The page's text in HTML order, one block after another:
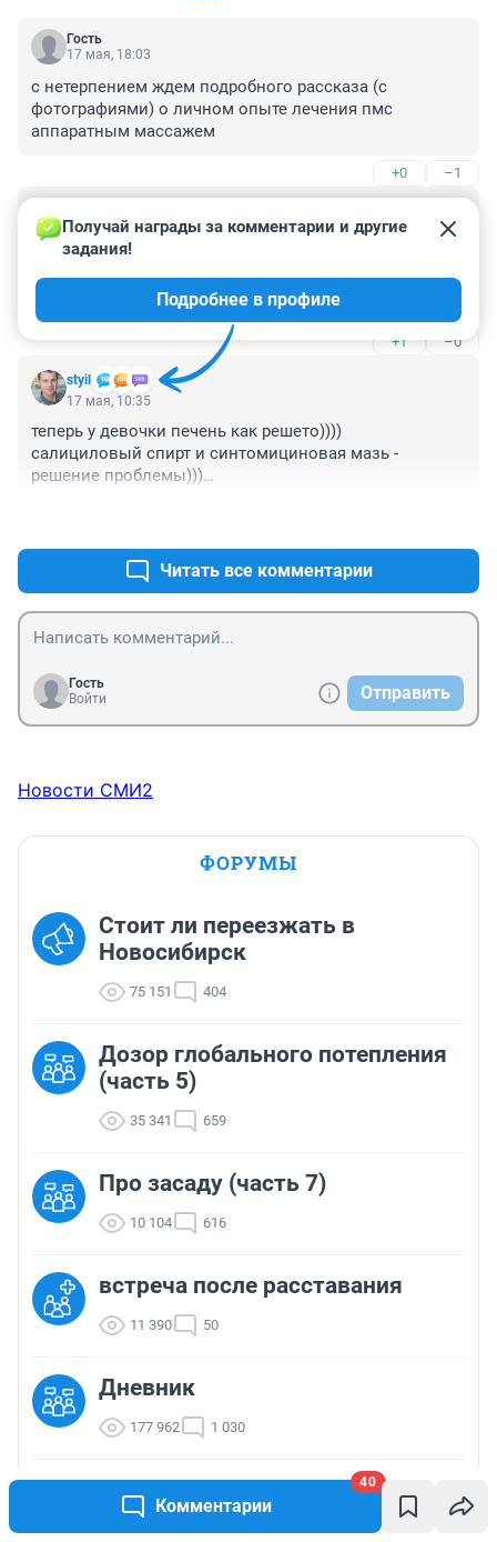
Комментарии
40
Гость
17 мая, 18:03
с нетерпением ждем подробного рассказа (с
фотографиями) о личном опыте лечения пмс
аппаратным массажем
+0 –1
17 мая, 14:15
молодец. как человек, до 30 лет живший с акне и
прошедший те же дороги - косметологи, чистки, уход,
а в юности салициловый спирт, бадяга и болтушки с
антибиотиками. да, еще были диеты - на овсянке и
куриной грудке хоть бы хны прыщам, жкт здоров,
паразитов нет. и роды дважды тоже мимо, и коки
назначали. много всего было. а помогли местные
ретиноиды между тем, пользовалась несколько лет -
эффект был с первого месяца, не верилось самой.
+1 –0
styil
Получай награды за комментарии и другие
задания!
Подробнее в профиле
17 мая, 10:35
теперь у девочки печень как решето))))
салициловый спирт и синтомициновая мазь -
решение проблемы)))
Читать все комментарии
Гость
Войти
Отправить
Новости СМИ2
ФОРУМЫ
Стоит ли переезжать в
Новосибирск
75 151 404
Дозор глобального потепления
(часть 5)
35 341 659
Про засаду (часть 7)
10 104 616
встреча после расставания
11 390 50
Дневник
177 962 1 030
09 октября в 18-00 Света
Смирнова зовёт в Шульц на